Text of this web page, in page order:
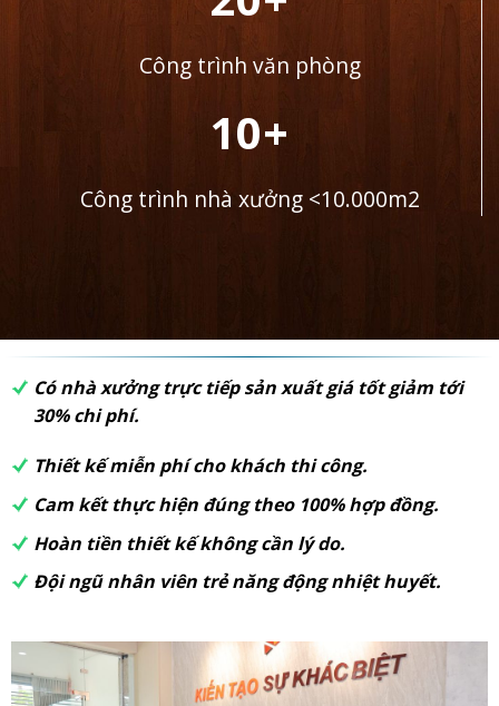
Công trình văn phòng
10+
Công trình nhà xưởng <10.000m2
Có nhà xưởng trực tiếp sản xuất giá tốt giảm tới
30% chi phí.
Thiết kế miễn phí cho khách thi công.
Cam kết thực hiện đúng theo 100% hợp đồng.
Hoàn tiền thiết kế không cần lý do.
Đội ngũ nhân viên trẻ năng động nhiệt huyết.